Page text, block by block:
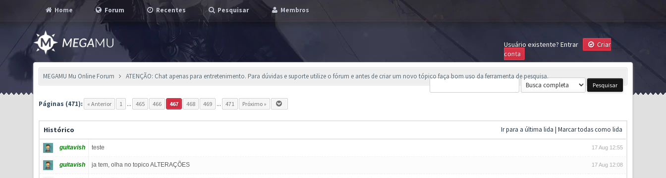
Home Forum Recentes Pesquisar Membros
Usuário existente? Entrar
Criar
conta
MEGAMU Mu Online Forum ATENÇÃO: Chat apenas para entretenimento. Para dúvidas e suporte utilize o fórum e antes de criar um novo tópico faça bom uso da ferramenta de pesquisa.
Páginas (471): « Anterior 1 ... 465 466 467 468 469 ... 471 Próximo »
Histórico Ir para a última lida | Marcar todas como lida
guitavish teste 17 Aug 12:55
guitavish ja tem, olha no topico ALTERAÇÕES 17 Aug 12:08